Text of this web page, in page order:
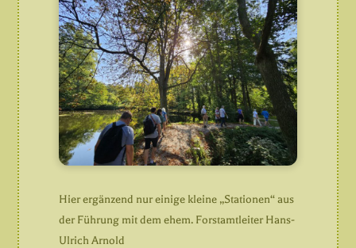
Hier ergänzend nur einige kleine „Stationen“ aus
der Führung mit dem ehem. Forstamtleiter Hans-
Ulrich Arnold